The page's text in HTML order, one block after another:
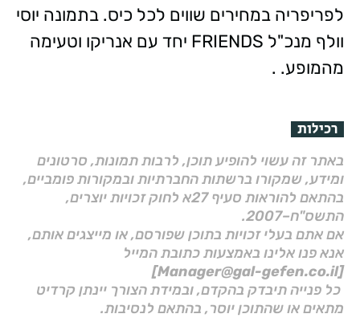
לפריפריה במחירים שווים לכל כיס. בתמונה יוסי
וולף מנכ"ל FRIENDS יחד עם אנריקו וטעימה
מהמופע. .
רכילות
באתר זה עשוי להופיע תוכן, לרבות תמונות, סרטונים
ומידע, שמקורו ברשתות החברתיות ובמקורות פומביים,
בהתאם להוראות סעיף 27א לחוק זכויות יוצרים,
התשס"ח–2007.
אם אתם בעלי זכויות בתוכן שפורסם, או מייצגים אותם,
אנא פנו אלינו באמצעות כתובת המייל
[Manager@gal-gefen.co.il]
כל פנייה תיבדק בהקדם, ובמידת הצורך יינתן קרדיט
מתאים או שהתוכן יוסר, בהתאם לנסיבות.